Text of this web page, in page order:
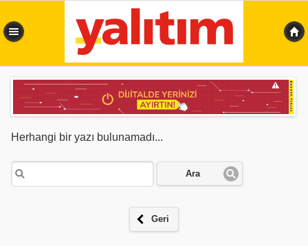
Herhangi bir yazı bulunamadı...
Ara
Geri
0,336 sn